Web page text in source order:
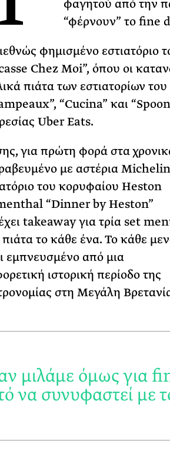
φαγητού από την
“φέρνουν” το fine
φημισμένο εστιατόριο
Chez Moi”, όπου οι
πιάτα των εστιατορίων
“Cucina” και
Uber Eats.
για πρώτη φορά στα
με αστέρια Michelin
του κορυφαίου Heston
“Dinner by Heston”
takeaway για τρία set
το κάθε ένα. Το κάθε
εμπνευσμένο από μια
ιστορική περίοδο της
στη Μεγάλη
μιλάμε όμως για
να συνυφαστεί με